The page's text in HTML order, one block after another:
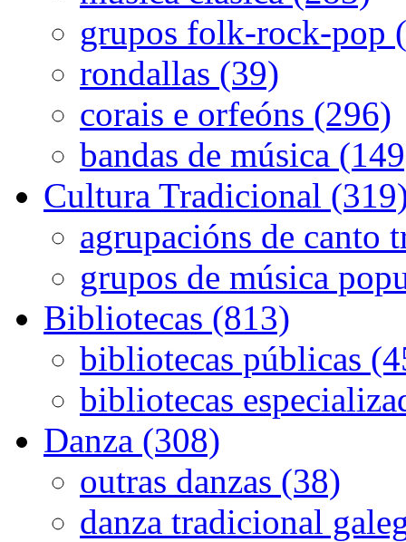
grupos folk-rock-pop
rondallas (39)
corais e orfeóns (296)
bandas de música
Cultura Tradicional
agrupacións de canto
grupos de música
Bibliotecas (813)
bibliotecas públicas
bibliotecas
Danza (308)
outras danzas (38)
danza tradicional